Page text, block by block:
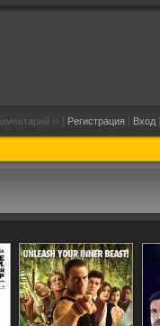
›› [ Регистрация | Вход ]